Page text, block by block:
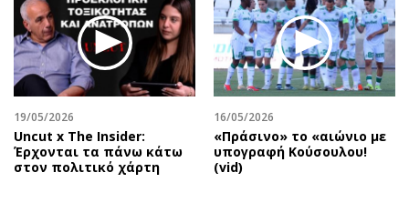
19/05/2026
Uncut x The Insider:
Έρχονται τα πάνω κάτω
στον πολιτικό χάρτη
16/05/2026
«Πράσινο» το «αιώνιο με
υπογραφή Κούσουλου!
(vid)